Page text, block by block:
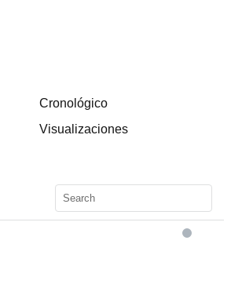
Cronológico
Visualizaciones